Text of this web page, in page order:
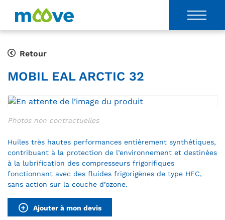
Retour
MOBIL EAL ARCTIC 32
Huiles très hautes performances entièrement synthétiques,
contribuant à la protection de l’environnement et destinées
à la lubrification des compresseurs frigorifiques
fonctionnant avec des fluides frigorigènes de type HFC,
sans action sur la couche d’ozone.
Ajouter à mon devis